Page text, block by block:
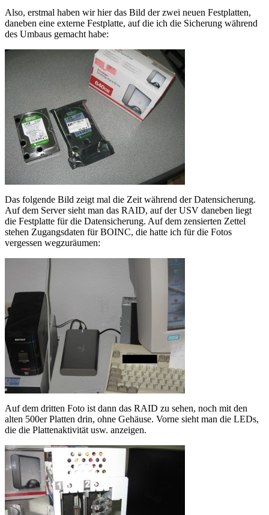
Also, erstmal haben wir hier das Bild der zwei neuen Festplatten,
daneben eine externe Festplatte, auf die ich die Sicherung während
des Umbaus gemacht habe:
Das folgende Bild zeigt mal die Zeit während der Datensicherung.
Auf dem Server sieht man das RAID, auf der USV daneben liegt
die Festplatte für die Datensicherung. Auf dem zensierten Zettel
stehen Zugangsdaten für BOINC, die hatte ich für die Fotos
vergessen wegzuräumen:
Auf dem dritten Foto ist dann das RAID zu sehen, noch mit den
alten 500er Platten drin, ohne Gehäuse. Vorne sieht man die LEDs,
die die Plattenaktivität usw. anzeigen.